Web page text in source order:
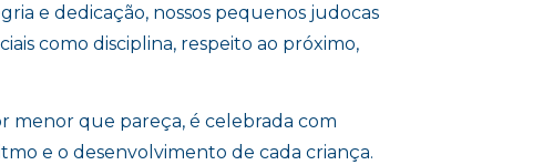
e dedicação, nossos pequenos judocas
como disciplina, respeito ao próximo,
menor que pareça, é celebrada com
e o desenvolvimento de cada criança.